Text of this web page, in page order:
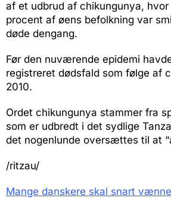
af et udbrud af chikungunya,
procent af øens befolkning var
døde dengang.
Før den nuværende epidemi
registreret dødsfald som følge af
2010.
Ordet chikungunya stammer fra
som er udbredt i det sydlige
det nogenlunde oversættes til at
/ritzau/
Mange danskere skal snart